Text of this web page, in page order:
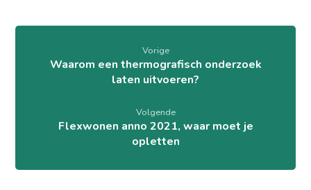
Vorige
Waarom een thermografisch onderzoek
laten uitvoeren?
Volgende
Flexwonen anno 2021, waar moet je
opletten